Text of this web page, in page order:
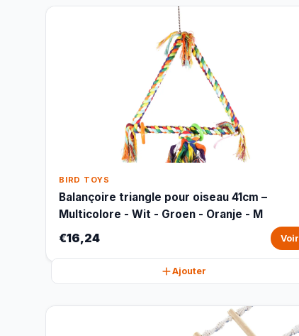
BIRD TOYS
Balançoire triangle pour oiseau 41cm –
Multicolore - Wit - Groen - Oranje - M
€16,24 Voir
Ajouter